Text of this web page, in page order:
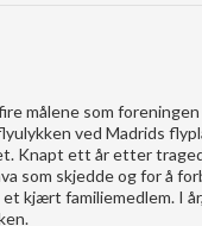
målene som
ved Madrids
Knapt ett år etter
som skjedde og for å
kjært familiemedlem. I